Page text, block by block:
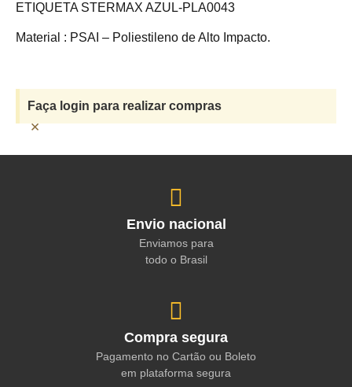
ETIQUETA STERMAX AZUL-PLA0043
Material : PSAI – Poliestileno de Alto Impacto.
Faça login para realizar compras
×
Envio nacional
Enviamos para
todo o Brasil
Compra segura
Pagamento no Cartão ou Boleto
em plataforma segura